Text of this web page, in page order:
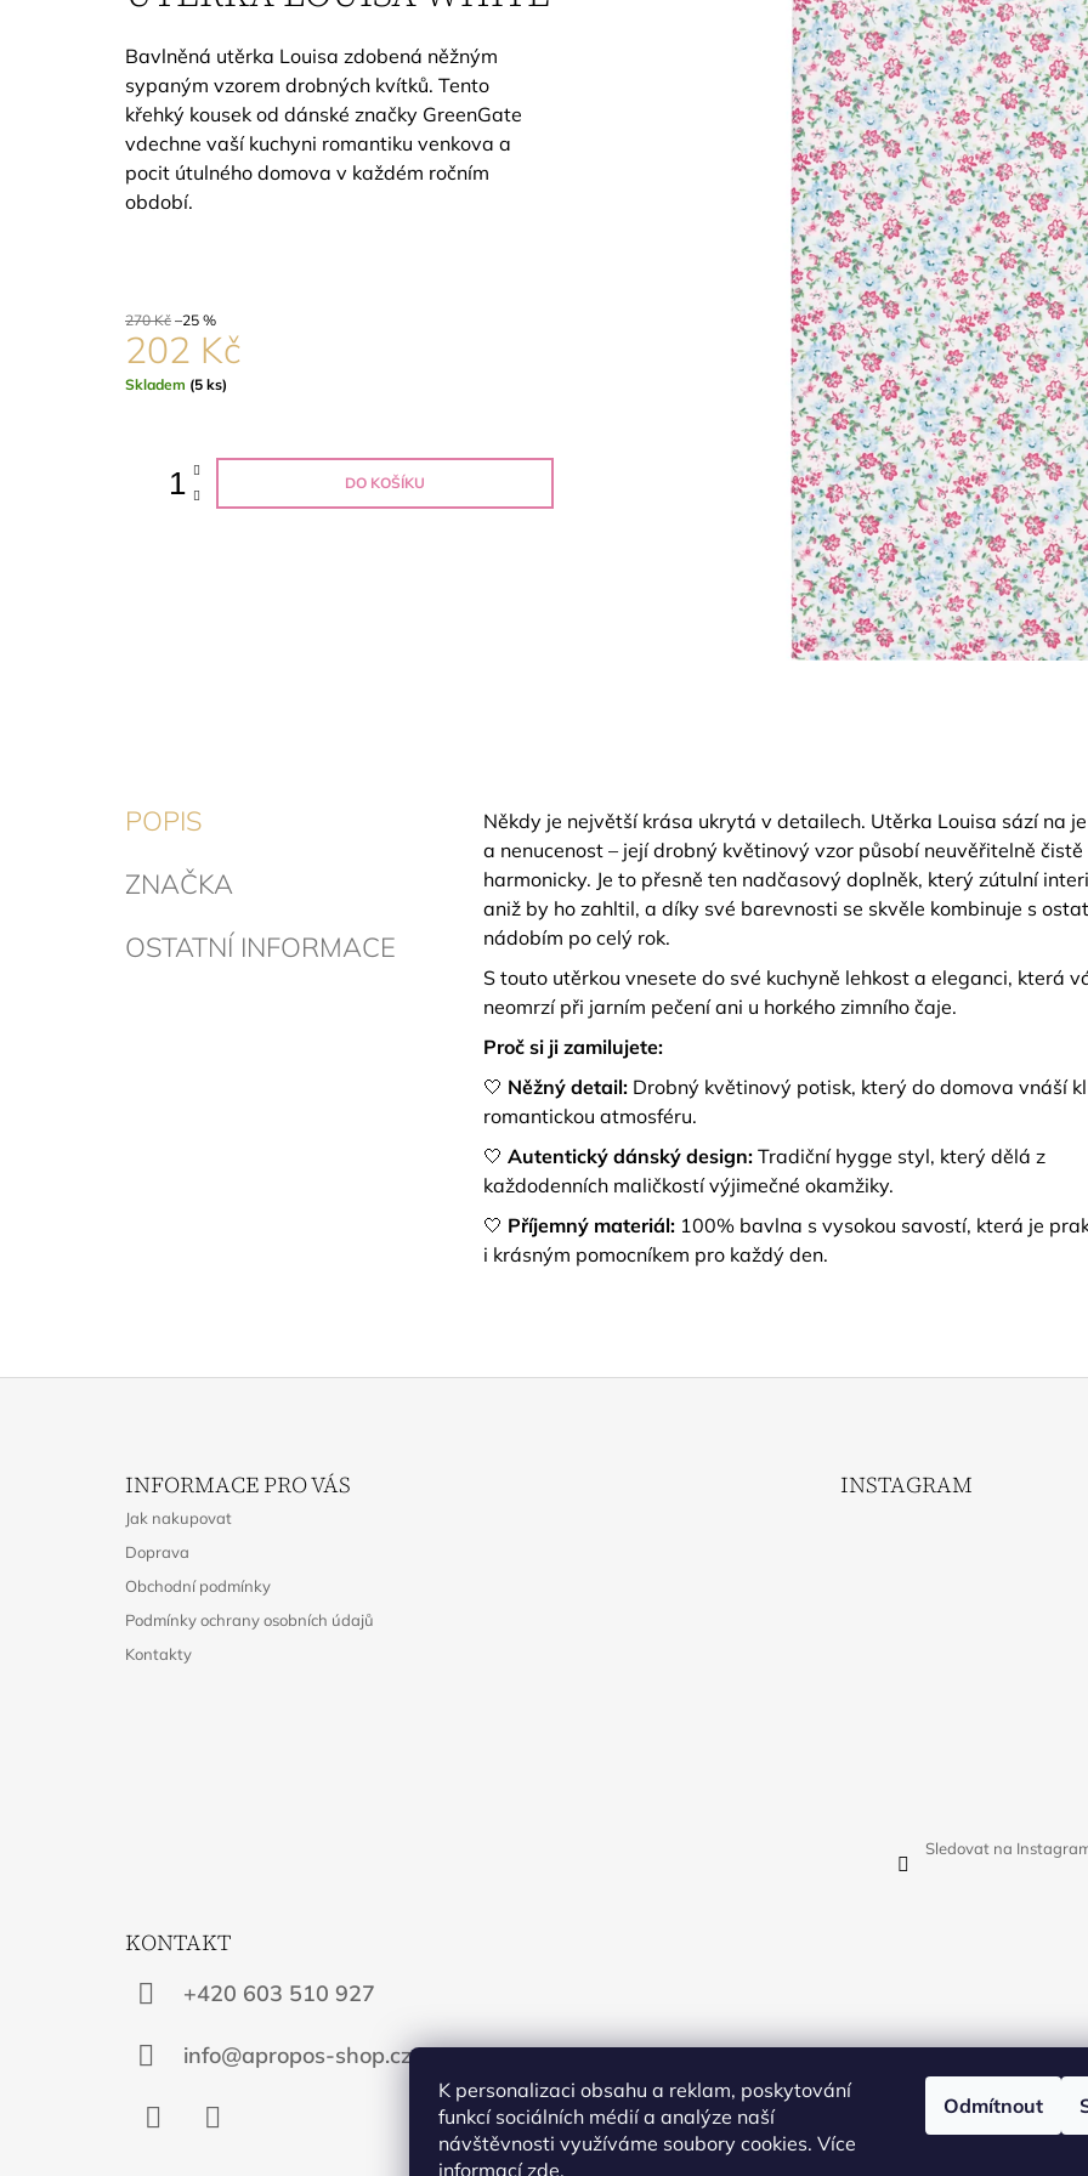
K personalizaci obsahu a reklam, poskytování
funkcí sociálních médií a analýze naší
návštěvnosti využíváme soubory cookies. Více
informacízde.
Odmítnout
Bavlněná utěrka Louisa zdobená něžným
sypaným vzorem drobných kvítků. Tento
křehký kousek od dánské značky GreenGate
vdechne vaší kuchyni romantiku venkova a
pocit útulného domova v každém ročním
období.
270 Kč –25 %
202 Kč
Měrná
Skladem (5 ks)
DO KOŠÍKU
POPIS
ZNAČKA
OSTATNÍ INFORMACE
Někdy je největší krása ukrytá v detailech. Utěrka Louisa sází na
a nenucenost – její drobný květinový vzor působí neuvěřitelně čistě
harmonicky. Je to přesně ten nadčasový doplněk, který zútulní
aniž by ho zahltil, a díky své barevnosti se skvěle kombinuje s
nádobím po celý rok.
S touto utěrkou vnesete do své kuchyně lehkost a eleganci, která
neomrzí při jarním pečení ani u horkého zimního čaje.
Proč si ji zamilujete:
🤍 Něžný detail:Drobný květinový potisk, který do domova vnáší
romantickou atmosféru.
🤍 Autentický dánský design:Tradiční hygge styl, který dělá z
každodenních maličkostí výjimečné okamžiky.
🤍 Příjemný materiál:100% bavlna s vysokou savostí, která je
i krásným pomocníkem pro každý den.
668 Kč
192 Kč
Původně: 257
INFORMACE PRO VÁS
Jak nakupovat
Doprava
Obchodní podmínky
Podmínky ochrany osobních údajů
Kontakty
INSTAGRAM
Sledovat na
KONTAKT
+420 603 510 927
info@apropos-shop.cz